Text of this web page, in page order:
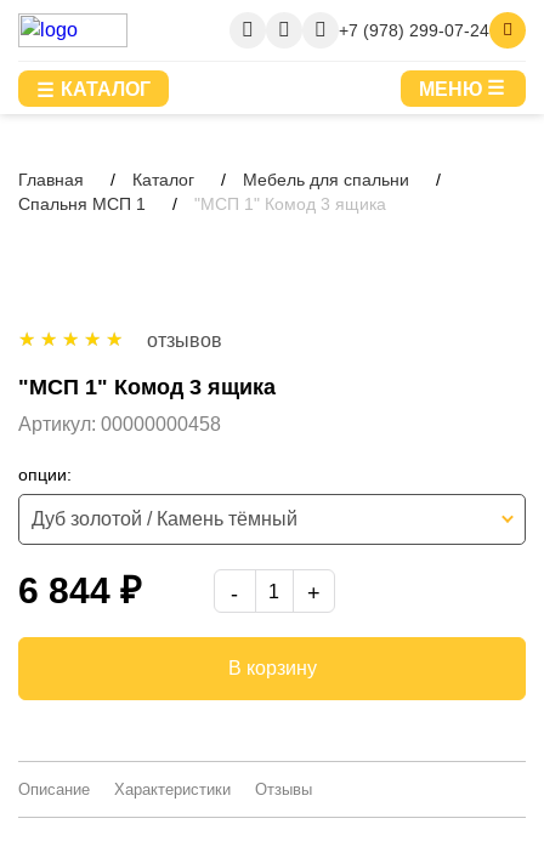
+7 (978) 299-07-24
КАТАЛОГ МЕНЮ
Главная Каталог
Мебель для спальни
Спальня МСП 1
"МСП 1" Комод 3 ящика
отзывов
"МСП 1" Комод 3 ящика
Артикул: 00000000458
опции:
Дуб золотой / Камень тёмный
Ясень Анкор светлый
6 844 ₽
В корзину
Описание Характеристики Отзывы